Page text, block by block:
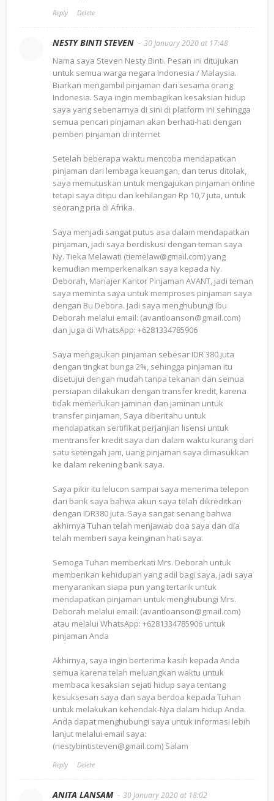
Reply Delete
NESTY BINTI STEVEN 30 January 2020 at 17:48
Nama saya Steven Nesty Binti. Pesan ini ditujukan
untuk semua warga negara Indonesia / Malaysia.
Biarkan mengambil pinjaman dari sesama orang
Indonesia. Saya ingin membagikan kesaksian hidup
saya yang sebenarnya di sini di platform ini sehingga
semua pencari pinjaman akan berhati-hati dengan
pemberi pinjaman di internet
Setelah beberapa waktu mencoba mendapatkan
pinjaman dari lembaga keuangan, dan terus ditolak,
saya memutuskan untuk mengajukan pinjaman online
tetapi saya ditipu dan kehilangan Rp 10,7 juta, untuk
seorang pria di Afrika.
Saya menjadi sangat putus asa dalam mendapatkan
pinjaman, jadi saya berdiskusi dengan teman saya
Ny. Tieka Melawati (tiemelaw@gmail.com) yang
kemudian memperkenalkan saya kepada Ny.
Deborah, Manajer Kantor Pinjaman AVANT, jadi teman
saya meminta saya untuk memproses pinjaman saya
dengan Bu Debora. Jadi saya menghubungi Ibu
Deborah melalui email: (avantloanson@gmail.com)
dan juga di WhatsApp: +6281334785906
Saya mengajukan pinjaman sebesar IDR 380 juta
dengan tingkat bunga 2%, sehingga pinjaman itu
disetujui dengan mudah tanpa tekanan dan semua
persiapan dilakukan dengan transfer kredit, karena
tidak memerlukan jaminan dan jaminan untuk
transfer pinjaman, Saya diberitahu untuk
mendapatkan sertifikat perjanjian lisensi untuk
mentransfer kredit saya dan dalam waktu kurang dari
satu setengah jam, uang pinjaman saya dimasukkan
ke dalam rekening bank saya.
Saya pikir itu lelucon sampai saya menerima telepon
dari bank saya bahwa akun saya telah dikreditkan
dengan IDR380 juta. Saya sangat senang bahwa
akhirnya Tuhan telah menjawab doa saya dan dia
telah memberi saya keinginan hati saya.
Semoga Tuhan memberkati Mrs. Deborah untuk
memberikan kehidupan yang adil bagi saya, jadi saya
menyarankan siapa pun yang tertarik untuk
mendapatkan pinjaman untuk menghubungi Mrs.
Deborah melalui email: (avantloanson@gmail.com)
atau melalui WhatsApp: +6281334785906 untuk
pinjaman Anda
Akhirnya, saya ingin berterima kasih kepada Anda
semua karena telah meluangkan waktu untuk
membaca kesaksian sejati hidup saya tentang
kesuksesan saya dan saya berdoa kepada Tuhan
untuk melakukan kehendak-Nya dalam hidup Anda.
Anda dapat menghubungi saya untuk informasi lebih
lanjut melalui email saya:
(nestybintisteven@gmail.com) Salam
Reply Delete
ANITA LANSAM 30 January 2020 at 18:02